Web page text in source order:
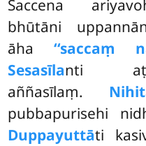
Saccena
bhūtāni
āha‘‘saccaṃ
Sesasīlanti
aññasīlaṃ.
pubbapurisehi
Duppayuttāti